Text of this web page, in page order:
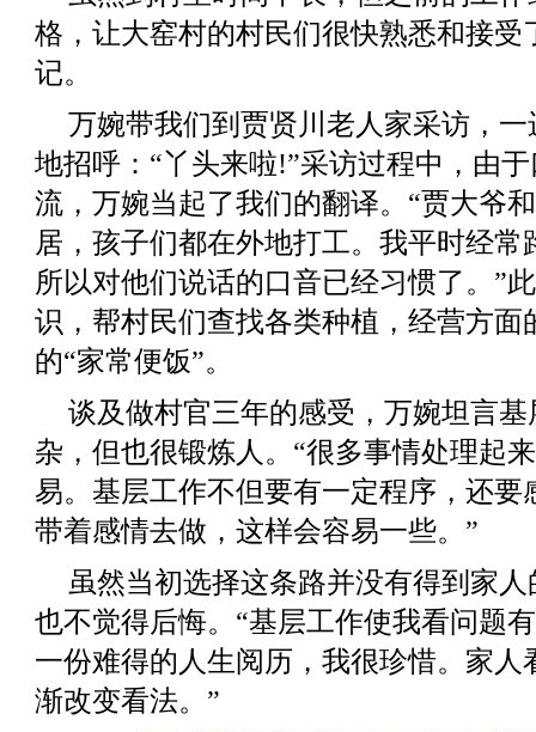
格，让大窑村的村民们很快熟悉和接受
记。
万婉带我们到贾贤川老人家采访，
地招呼：“丫头来啦!”采访过程中，由
流，万婉当起了我们的翻译。“贾大爷
居，孩子们都在外地打工。我平时经
所以对他们说话的口音已经习惯了。”
识，帮村民们查找各类种植，经营方面
的“家常便饭”。
谈及做村官三年的感受，万婉坦言
杂，但也很锻炼人。“很多事情处理起
易。基层工作不但要有一定程序，还要
带着感情去做，这样会容易一些。”
虽然当初选择这条路并没有得到家
也不觉得后悔。“基层工作使我看问题
一份难得的人生阅历，我很珍惜。家人
渐改变看法。”